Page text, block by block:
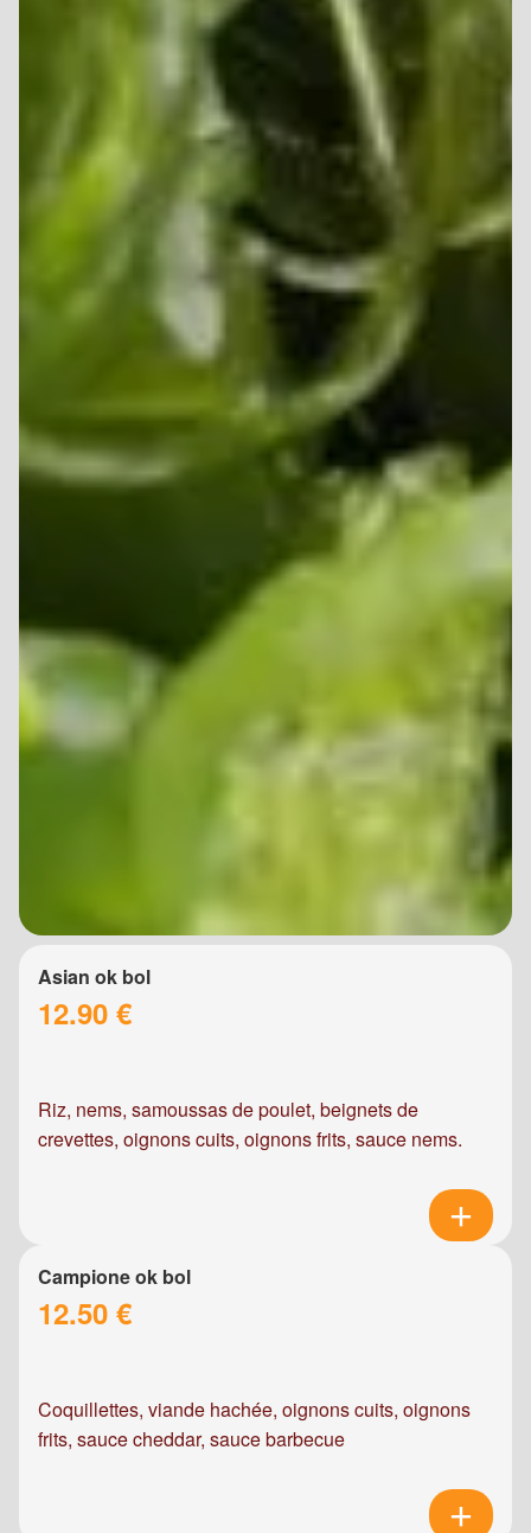
Asian ok bol
12.90 €
Riz, nems, samoussas de poulet, beignets de
crevettes, oignons cuits, oignons frits, sauce nems.
Campione ok bol
12.50 €
Coquillettes, viande hachée, oignons cuits, oignons
frits, sauce cheddar, sauce barbecue